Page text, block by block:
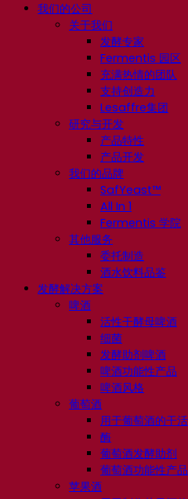
我们的公司
关于我们
发酵专家
Fermentis 园区
充满热情的团队
支持创造力
Lesaffre集团
研究与开发
产品特性
产品开发
我们的品牌
SafYeast™
All In 1
Fermentis 学院
其他服务
委托制造
酒水饮料品鉴
发酵解决方案
啤酒
活性干酵母啤酒
细菌
发酵助剂啤酒
啤酒功能性产品
啤酒风格
葡萄酒
用于葡萄酒的干
酶
葡萄酒发酵助剂
葡萄酒功能性产品
苹果酒